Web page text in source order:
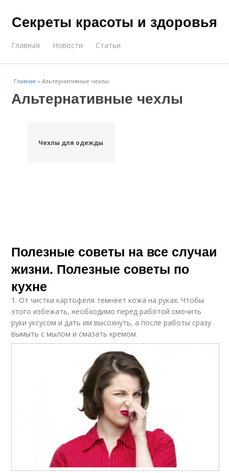
Секреты красоты и здоровья
Главная Новости Статьи
Главная »Альтернативные чехлы
Альтернативные чехлы
Чехлы для одежды
Полезные советы на все случаи
жизни. Полезные советы по
кухне
1. От чистки картофеля темнеет кожа на руках. Чтобы
этого избежать, необходимо перед работой смочить
руки уксусом и дать им высохнуть, а после работы сразу
вымыть с мылом и смазать кремом.